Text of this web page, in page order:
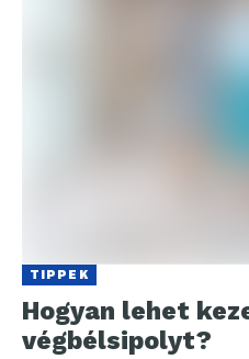
TIPPEK
Hogyan lehet
végbélsipolyt?